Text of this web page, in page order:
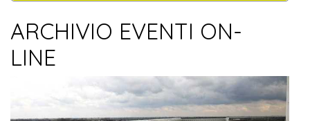
ARCHIVIO EVENTI ON-
LINE